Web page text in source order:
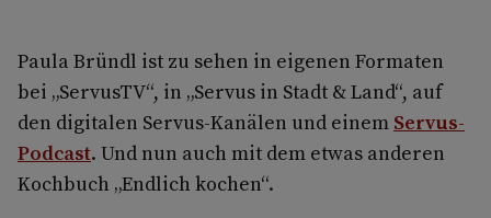
Paula Bründl ist zu sehen in eigenen Formaten
bei „ServusTV“, in „Servus in Stadt & Land“, auf
den digitalen Servus-Kanälen und einem Servus-
Podcast. Und nun auch mit dem etwas anderen
Kochbuch „Endlich kochen“.